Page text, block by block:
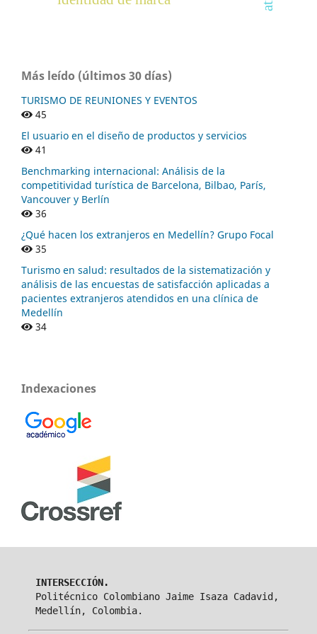
Más leído (últimos 30 días)
TURISMO DE REUNIONES Y EVENTOS
45
El usuario en el diseño de productos y servicios
41
Benchmarking internacional: Análisis de la
competitividad turística de Barcelona, Bilbao, París,
Vancouver y Berlín
36
¿Qué hacen los extranjeros en Medellín? Grupo Focal
35
Turismo en salud: resultados de la sistematización y
análisis de las encuestas de satisfacción aplicadas a
pacientes extranjeros atendidos en una clínica de
Medellín
34
Indexaciones
INTERSECCIÓN.
Politécnico Colombiano Jaime Isaza Cadavid,
Medellín, Colombia.